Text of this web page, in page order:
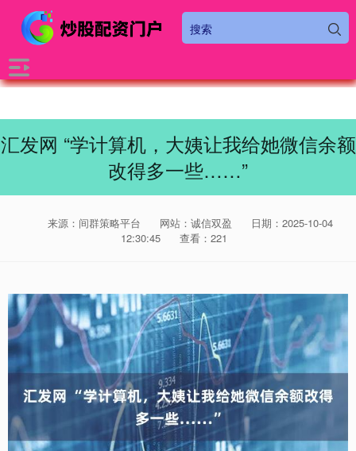
汇发网 “学计算机，大姨让我给她微信余额
改得多一些……”
来源：间群策略平台 网站：诚信双盈
日期：2025-10-04
12:30:45
查看：221